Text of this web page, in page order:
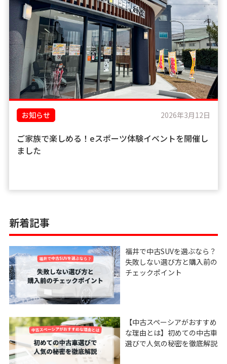
お知らせ 2026年3月12日
ご家族で楽しめる！eスポーツ体験イベントを開催し
ました
新着記事
福井で中古SUVを選ぶなら？
失敗しない選び方と購入前の
チェックポイント
【中古スペーシアがおすすめ
な理由とは】初めての中古車
選びで人気の秘密を徹底解説